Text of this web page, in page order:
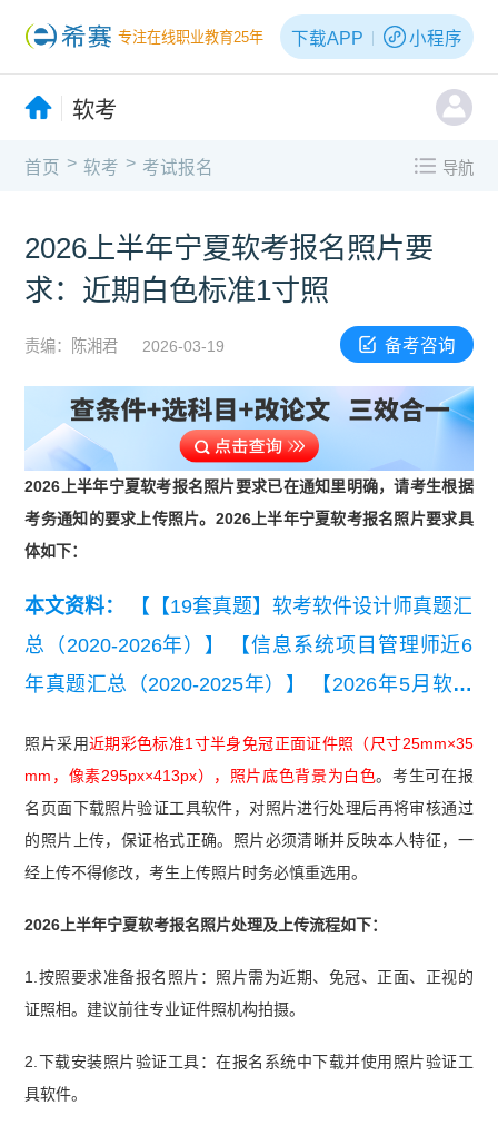
专注在线职业教育25年 下载APP 小程序
软考
首页 > 软考 > 考试报名 导航
2026上半年宁夏软考报名照片要
求：近期白色标准1寸照
责编：陈湘君 2026-03-19 备考咨询
2026上半年宁夏软考报名照片要求已在通知里明确，请考生根据
考务通知的要求上传照片。2026上半年宁夏软考报名照片要求具
体如下：
本文资料：
【【19套真题】软考软件设计师真题汇
总（2020-2026年）】
【信息系统项目管理师近6
年真题汇总（2020-2025年）】
【2026年5月软考
理技术员真题汇总】
【近6年系统集成项目管理工
程师真题汇总（2020-2025年）】
照片采用近期彩色标准1寸半身免冠正面证件照（尺寸25mm×35
mm，像素295px×413px），照片底色背景为白色。考生可在报
名页面下载照片验证工具软件，对照片进行处理后再将审核通过
的照片上传，保证格式正确。照片必须清晰并反映本人特征，一
经上传不得修改，考生上传照片时务必慎重选用。
2026上半年宁夏软考报名照片处理及上传流程如下：
1.按照要求准备报名照片：照片需为近期、免冠、正面、正视的
证照相。建议前往专业证件照机构拍摄。
2.下载安装照片验证工具：在报名系统中下载并使用照片验证工
具软件。